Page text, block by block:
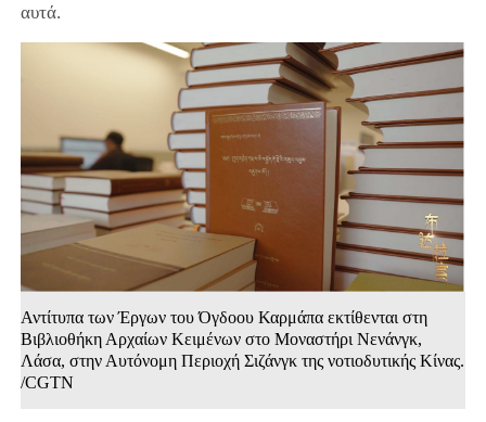
αυτά.
Αντίτυπα των Έργων του Όγδοου Καρμάπα εκτίθενται στη
Βιβλιοθήκη Αρχαίων Κειμένων στο Μοναστήρι Νενάνγκ,
Λάσα, στην Αυτόνομη Περιοχή Σιζάνγκ της νοτιοδυτικής Κίνας.
/CGTN